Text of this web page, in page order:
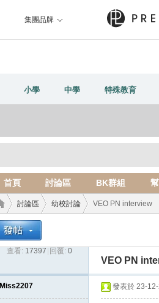
集團品牌
小學 中學 特殊教育
首頁 討論區 BK群組
›
討論區
›
幼校討論 VEO PN interview
查看: 17397 回覆: 0
VEO PN
Miss2207 發表於 23-